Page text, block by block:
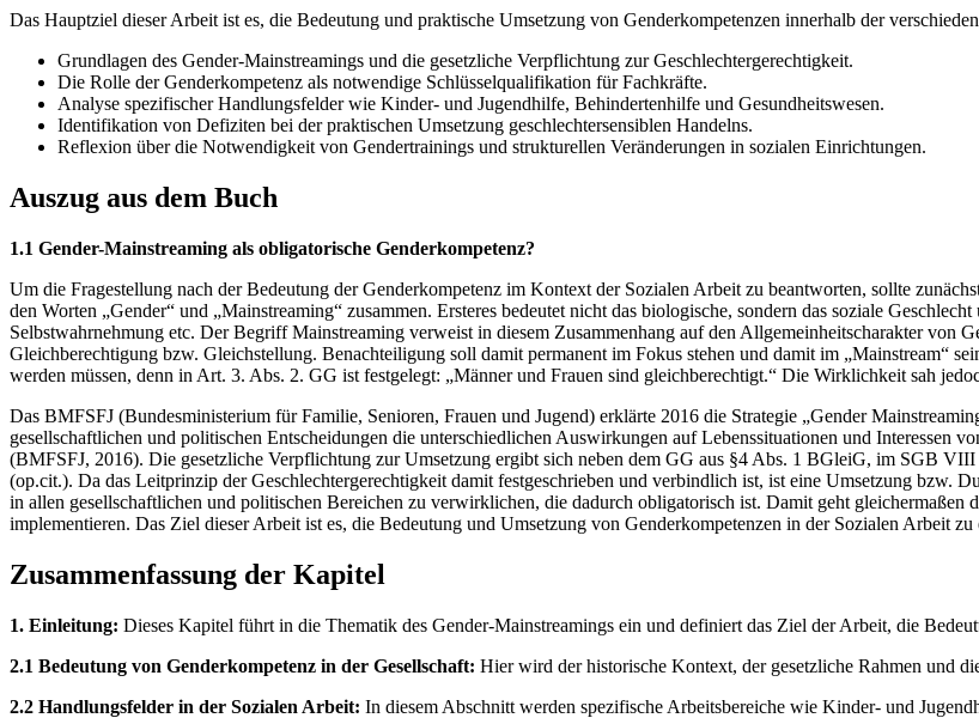
Das Hauptziel dieser Arbeit ist es, die Bedeutung und praktische Umsetzung von Genderkompetenzen innerhalb der
Grundlagen des Gender-Mainstreamings und die gesetzliche Verpflichtung zur Geschlechtergerechtigkeit.
Die Rolle der Genderkompetenz als notwendige Schlüsselqualifikation für Fachkräfte.
Analyse spezifischer Handlungsfelder wie Kinder- und Jugendhilfe, Behindertenhilfe und Gesundheitswesen.
Identifikation von Defiziten bei der praktischen Umsetzung geschlechtersensiblen Handelns.
Reflexion über die Notwendigkeit von Gendertrainings und strukturellen Veränderungen in sozialen Einrichtungen.
Auszug aus dem Buch
1.1 Gender-Mainstreaming als obligatorische Genderkompetenz?
Um die Fragestellung nach der Bedeutung der Genderkompetenz im Kontext der Sozialen Arbeit zu beantworten, sollte
den Worten „Gender“ und „Mainstreaming“ zusammen. Ersteres bedeutet nicht das biologische, sondern das soziale
Selbstwahrnehmung etc. Der Begriff Mainstreaming verweist in diesem Zusammenhang auf den Allgemeinheitscharakter von
Gleichberechtigung bzw. Gleichstellung. Benachteiligung soll damit permanent im Fokus stehen und damit im „Mainstream“
werden müssen, denn in Art. 3. Abs. 2. GG ist festgelegt: „Männer und Frauen sind gleichberechtigt.“ Die Wirklichkeit sah
Das BMFSFJ (Bundesministerium für Familie, Senioren, Frauen und Jugend) erklärte 2016 die Strategie „Gender
gesellschaftlichen und politischen Entscheidungen die unterschiedlichen Auswirkungen auf Lebenssituationen und Interessen
(BMFSFJ, 2016). Die gesetzliche Verpflichtung zur Umsetzung ergibt sich neben dem GG aus §4 Abs. 1 BGleiG, im SGB
(op.cit.). Da das Leitprinzip der Geschlechtergerechtigkeit damit festgeschrieben und verbindlich ist, ist eine Umsetzung bzw.
in allen gesellschaftlichen und politischen Bereichen zu verwirklichen, die dadurch obligatorisch ist. Damit geht
implementieren. Das Ziel dieser Arbeit ist es, die Bedeutung und Umsetzung von Genderkompetenzen in der Sozialen Arbeit zu
Zusammenfassung der Kapitel
1. Einleitung: Dieses Kapitel führt in die Thematik des Gender-Mainstreamings ein und definiert das Ziel der Arbeit, die
2.1 Bedeutung von Genderkompetenz in der Gesellschaft: Hier wird der historische Kontext, der gesetzliche Rahmen und
2.2 Handlungsfelder in der Sozialen Arbeit: In diesem Abschnitt werden spezifische Arbeitsbereiche wie Kinder- und